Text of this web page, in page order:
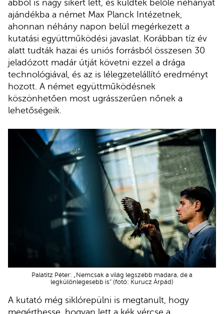
abból is nagy sikert lett, és küldtek belőle néhányat
ajándékba a német Max Planck Intézetnek,
ahonnan néhány napon belül megérkezett a
kutatási együttműködési javaslat. Korábban tíz év
alatt tudták hazai és uniós forrásból összesen 30
jeladózott madár útját követni ezzel a drága
technológiával, és az is lélegzetelállító eredményt
hozott. A német együttműködésnek
köszönhetően most ugrásszerűen nőnek a
lehetőségeik.
Palatitz Péter: „Nemcsak a világ legszebb madara, de a
legkülönlegesebb is” (fotó: Kurucz Árpád)
A kutató még siklórepülni is megtanult, hogy